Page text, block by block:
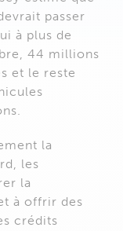
passer
à plus de
44 millions
et le reste
la
les
la
à offrir des
crédits